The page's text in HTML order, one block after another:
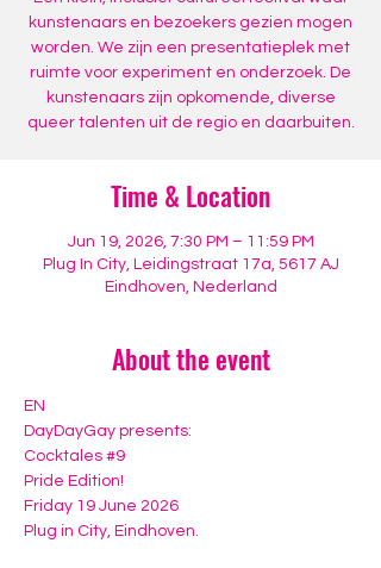
kunstenaars en bezoekers gezien mogen
worden. We zijn een presentatieplek met
ruimte voor experiment en onderzoek. De
kunstenaars zijn opkomende, diverse
queer talenten uit de regio en daarbuiten.
Time & Location
Jun 19, 2026, 7:30 PM – 11:59 PM
Plug In City, Leidingstraat 17a, 5617 AJ
Eindhoven, Nederland
About the event
EN
DayDayGay presents:
Cocktales #9
Pride Edition!
Friday 19 June 2026
Plug in City, Eindhoven.